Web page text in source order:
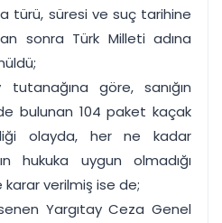
türü, süresi ve suç tarihine
sonra Türk Milleti adına
göre, sanığın
bulunan 104 paket kaçak
olayda, her ne kadar
hukuka uygun olmadığı
verilmiş ise de;
Yargıtay Ceza Genel